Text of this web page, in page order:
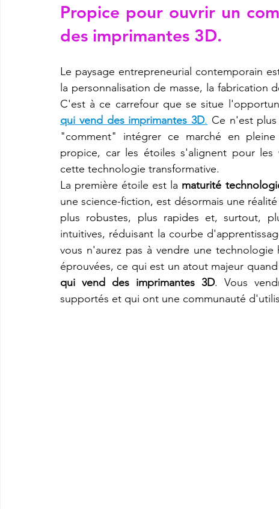
CREALITY SPARKX i7 Color Combo
Propice pour ouvrir un
des imprimantes 3D.
Le paysage entrepreneurial contemporain
la personnalisation de masse, la fabrication
C'est à ce carrefour que se situe
qui vend des imprimantes 3D. Ce n'est
"comment" intégrer ce marché en
propice, car les étoiles s'alignent pour les
cette technologie transformative.
La première étoile est la maturité
une science-fiction, est désormais une
plus robustes, plus rapides et, surtout,
intuitives, réduisant la courbe
vous n'aurez pas à vendre une
éprouvées, ce qui est un atout majeur
qui vend des imprimantes 3D. Vous
supportés et qui ont une communauté